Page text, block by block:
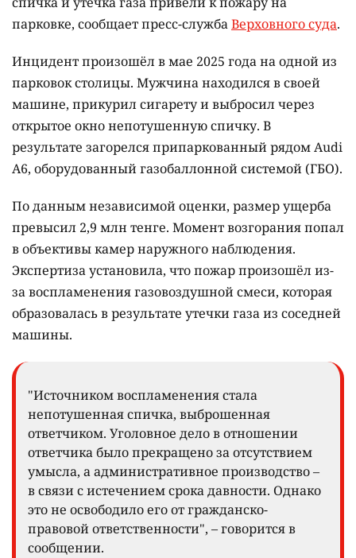
парковке, сообщает пресс-службаВерховного суда.
Инцидент произошёл в мае 2025 года на одной из
парковок столицы. Мужчина находился в своей
машине, прикурил сигарету и выбросил через
открытое окно непотушенную спичку. В
результате загорелся припаркованный рядом Audi
A6, оборудованный газобаллонной системой (ГБО).
По данным независимой оценки, размер ущерба
превысил 2,9 млн тенге. Момент возгорания попал
в объективы камер наружного наблюдения.
Экспертиза установила, что пожар произошёл из-
за воспламенения газовоздушной смеси, которая
образовалась в результате утечки газа из соседней
машины.
"Источником воспламенения стала
непотушенная спичка, выброшенная
ответчиком. Уголовное дело в отношении
ответчика было прекращено за отсутствием
умысла, а административное производство –
в связи с истечением срока давности. Однако
это не освободило его от гражданско-
правовой ответственности", – говорится в
сообщении.